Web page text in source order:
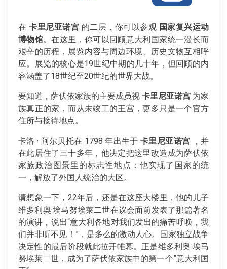
在 卡里尼亚诺宫 的二层，你可以参观 国家复兴运动
博物馆。在这里，你可以回顾意大利国家统一漫长而
艰辛的历程，展览内容与周边环境、历史文物互相呼
应。展览的核心是19世纪中期的几十年，但回顾的内
容涵盖了18世纪至20世纪的世界大战。
要知道，萨伏依家族的主要成员视 卡里尼亚诺宫 为家
族真正的家，而从未竣工的王宫，更多只是一个官方
住所与接待地点。
卡洛 · 阿尔贝托在 1798 年出生于 卡里尼亚诺宫 ，并
在此居住了三十多年，他决定把这里改造成为萨伏依
家族政治图景里的标志性地点：他实现了国家的统
一，解放了外国人统治的大区。
请想象一下，22年后，还是在这座大楼里，他的儿子
维多利奥·埃马努埃莱二世在议会面前发表了那篇著名
的演讲，说出“意大利各地对我们发出的痛苦呼唤，我
们并非听不见！”，是多么的激动人心。国家独立战争
决定性的最后阶段就此拉开帷幕。正是维多利奥·埃马
努埃莱二世，成为了萨伏依家族中的第一个”意大利国